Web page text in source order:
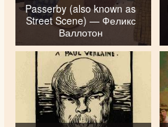
Passerby (also known as
Street Scene) — Феликс
Валлотон